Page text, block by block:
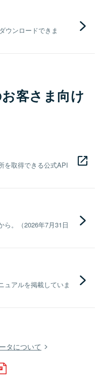
ウンロードできま
客さま向け
を取得できる公式API
ら。（2026年7月31日
ュアルを掲載していま
タについて